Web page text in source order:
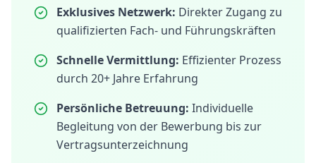
Exklusives Netzwerk: Direkter Zugang zu
qualifizierten Fach- und Führungskräften
Schnelle Vermittlung: Effizienter Prozess
durch 20+ Jahre Erfahrung
Persönliche Betreuung: Individuelle
Begleitung von der Bewerbung bis zur
Vertragsunterzeichnung